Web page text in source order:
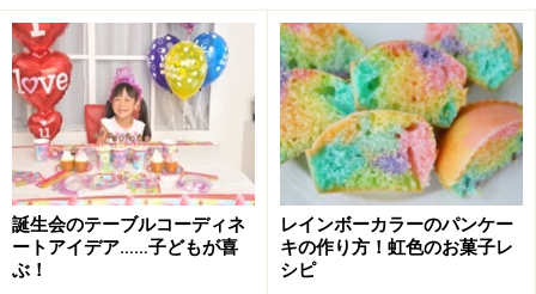
で述べた通り、基本的には「夫」はどんなときでも使え
る表現です。
●プライベートでは「主人」
プライベートに近い場面では「夫」という呼び方は、生
意気・よそよそしいなどと言われてしまうことがありま
す。特に、目上の人のいるときや妻としての立場で行動
するとき（夫の仕事関係者への挨拶など）は、「主人」
がよく使われます。
誕生会のテーブルコーディネ
ートアイデア……子どもが喜
ぶ！
レインボーカラーのパンケー
キの作り方！虹色のお菓子レ
シピ